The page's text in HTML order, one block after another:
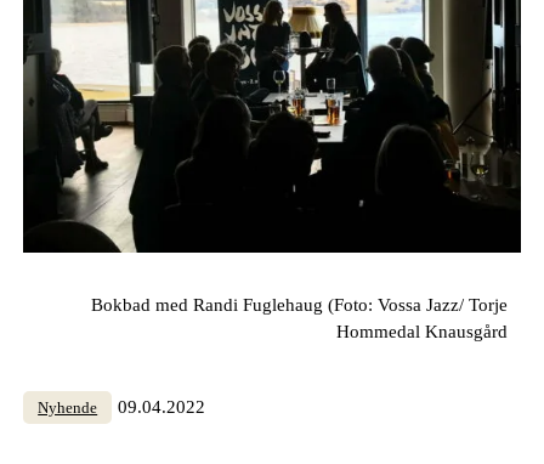
Bokbad med Randi Fuglehaug (Foto: Vossa Jazz/ Torje
Hommedal Knausgård
Nyhende 09.04.2022